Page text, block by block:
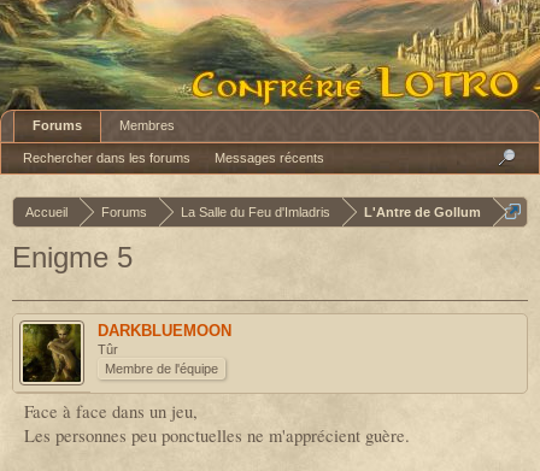
Accueil Forums La Salle du Feu d'Imladris L'Antre de Gollum
Enigme 5
DARKBLUEMOON
Tûr
Membre de l'équipe
Face à face dans un jeu,
Les personnes peu ponctuelles ne m'apprécient guère.
Forums
Rechercher dans les forums Messages récents
Membres